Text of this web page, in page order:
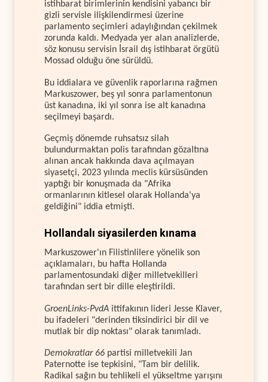
istihbarat birimlerinin kendisini yabancı bir
gizli servisle ilişkilendirmesi üzerine
parlamento seçimleri adaylığından çekilmek
zorunda kaldı. Medyada yer alan analizlerde,
söz konusu servisin İsrail dış istihbarat örgütü
Mossad olduğu öne sürüldü.
Bu iddialara ve güvenlik raporlarına rağmen
Markuszower, beş yıl sonra parlamentonun
üst kanadına, iki yıl sonra ise alt kanadına
seçilmeyi başardı.
Geçmiş dönemde ruhsatsız silah
bulundurmaktan polis tarafından gözaltına
alınan ancak hakkında dava açılmayan
siyasetçi, 2023 yılında meclis kürsüsünden
yaptığı bir konuşmada da "Afrika
ormanlarının kitlesel olarak Hollanda'ya
geldiğini" iddia etmişti.
Hollandalı siyasilerden kınama
Markuszower'ın Filistinlilere yönelik son
açıklamaları, bu hafta Hollanda
parlamentosundaki diğer milletvekilleri
tarafından sert bir dille eleştirildi.
GroenLinks-PvdA ittifakının lideri Jesse Klaver,
bu ifadeleri "derinden tiksindirici bir dil ve
mutlak bir dip noktası" olarak tanımladı.
Demokratlar 66 partisi milletvekili Jan
Paternotte ise tepkisini, "Tam bir delilik.
Radikal sağın bu tehlikeli el yükseltme yarışını